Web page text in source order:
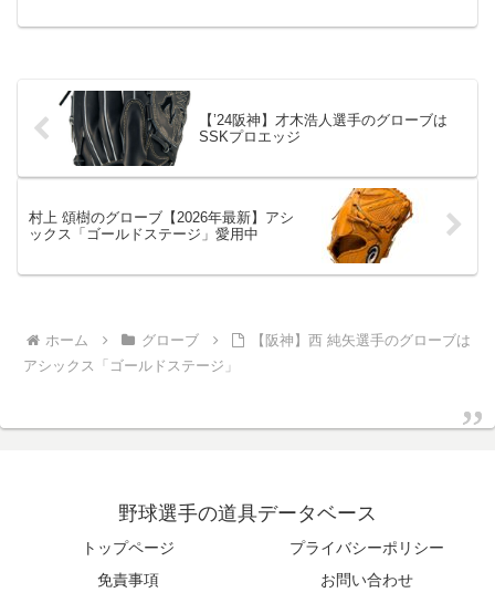
【’24阪神】才木浩人選手のグローブは
SSKプロエッジ
村上 頌樹のグローブ【2026年最新】アシ
ックス「ゴールドステージ」愛用中
ホーム グローブ
【阪神】西 純矢選手のグローブは
アシックス「ゴールドステージ」
野球選手の道具データベース
トップページ
プライバシーポリシー
免責事項
お問い合わせ